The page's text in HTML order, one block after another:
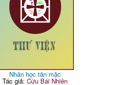
Nhân học tản mặc
Tác giả:Cừu Bái Nhiên